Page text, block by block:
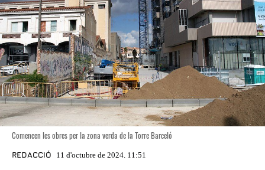
Comencen les obres per la zona verda de la Torre Barceló
REDACCIÓ 11 d'octubre de 2024. 11:51